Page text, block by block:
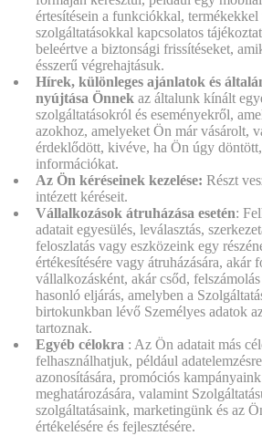
értesítésein a funkciókkal, termékekkel
szolgáltatásokkal kapcsolatos
beleértve a biztonsági frissítéseket,
ésszerű végrehajtásuk.
Hírek, különleges ajánlatok és
nyújtása Önnek az általunk kínált
szolgáltatásokról és eseményekről,
azokhoz, amelyeket Ön már vásárolt,
érdeklődött, kivéve, ha Ön úgy
információkat.
Az Ön kéréseinek kezelése: Részt
intézett kéréseit.
Vállalkozások átruházása esetén:
adatait egyesülés, leválasztás,
feloszlatás vagy eszközeink egy
értékesítésére vagy átruházására, akár
vállalkozásként, akár csőd,
hasonló eljárás, amelyben a
birtokunkban lévő Személyes adatok
tartoznak.
Egyéb célokra : Az Ön adatait más
felhasználhatjuk, például
azonosítására, promóciós
meghatározására, valamint
szolgáltatásaink, marketingünk és az
értékelésére és fejlesztésére.